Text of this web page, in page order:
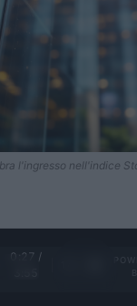
l'ingresso nell'indice
0:28 /